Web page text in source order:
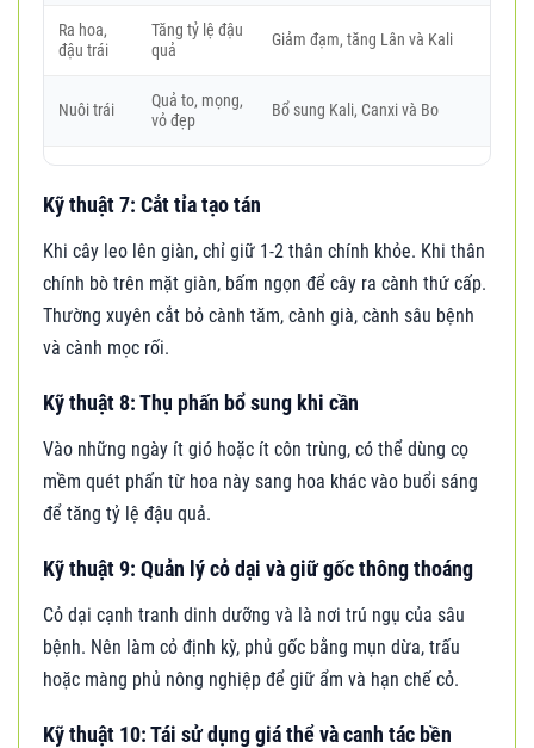
Ra hoa,
đậu trái
Tăng tỷ lệ đậu
quả
Giảm đạm, tăng Lân và Kali
Nuôi trái
Quả to, mọng,
vỏ đẹp
Bổ sung Kali, Canxi và Bo
Kỹ thuật 7: Cắt tỉa tạo tán
Khi cây leo lên giàn, chỉ giữ 1-2 thân chính khỏe. Khi thân
chính bò trên mặt giàn, bấm ngọn để cây ra cành thứ cấp.
Thường xuyên cắt bỏ cành tăm, cành già, cành sâu bệnh
và cành mọc rối.
Kỹ thuật 8: Thụ phấn bổ sung khi cần
Vào những ngày ít gió hoặc ít côn trùng, có thể dùng cọ
mềm quét phấn từ hoa này sang hoa khác vào buổi sáng
để tăng tỷ lệ đậu quả.
Kỹ thuật 9: Quản lý cỏ dại và giữ gốc thông thoáng
Cỏ dại cạnh tranh dinh dưỡng và là nơi trú ngụ của sâu
bệnh. Nên làm cỏ định kỳ, phủ gốc bằng mụn dừa, trấu
hoặc màng phủ nông nghiệp để giữ ẩm và hạn chế cỏ.
Kỹ thuật 10: Tái sử dụng giá thể và canh tác bền